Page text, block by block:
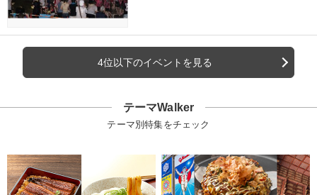
4位以下のイベントを見る
テーマWalker
テーマ別特集をチェック